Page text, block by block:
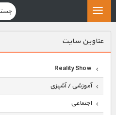
عناوين سايت
Reality Show
آموزشی / آشپزی
اجتماعی